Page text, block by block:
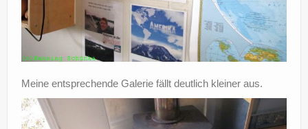
Meine entsprechende Galerie fällt deutlich kleiner aus.